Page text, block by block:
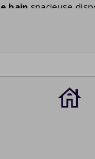
bain spacieuse
Plusieurs villas